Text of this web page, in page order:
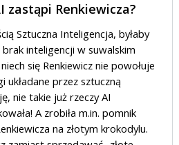
zastąpi Renkiewicza?
Sztuczna Inteligencja, byłaby
brak inteligencji w suwalskim
się Renkiewicz nie powołuje
układane przez sztuczną
nie takie już rzeczy AI
A zrobiła m.in. pomnik
na złotym krokodylu.